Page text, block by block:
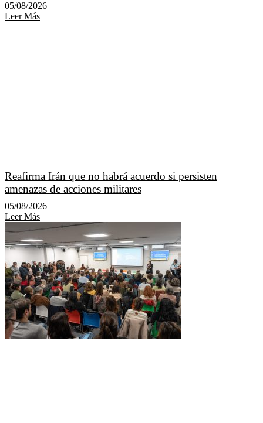
05/08/2026
Leer Más
Reafirma Irán que no habrá acuerdo si persisten
amenazas de acciones militares
05/08/2026
Leer Más